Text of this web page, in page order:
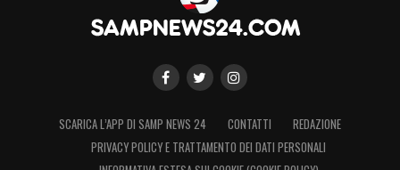
SCARICA L’APP DI SAMP NEWS 24 CONTATTI
REDAZIONE
PRIVACY POLICY E TRATTAMENTO DEI DATI PERSONALI